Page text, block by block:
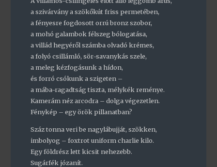
a szivárvány a szökőkút friss permetében,
a fényesre fogdosott orrú bronz szobor,
a mohó galambok félszeg bólogatása,
a villád hegyéről számba olvadó krémes,
a folyó csillámló, sör-savanykás szele,
a meleg kézfogásunk a hídon,
és forró csókunk a szigeten –
a mába-ragadtság tiszta, mélykék reménye.
Kamerám néz arcodra – dolga végezetlen.
Fénykép – egy örök pillanatban?
Száz tonna veri be nagylábujját, szökken,
imbolyog – foxtrot uniform charlie kilo.
Egy földrész lett kicsit nehezebb.
Sugárfék józanít.